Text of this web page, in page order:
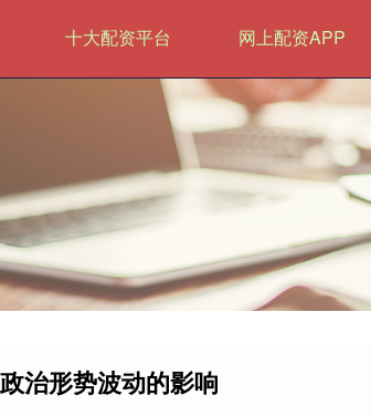
十大配资平台 网上配资APP
治形势波动的影响